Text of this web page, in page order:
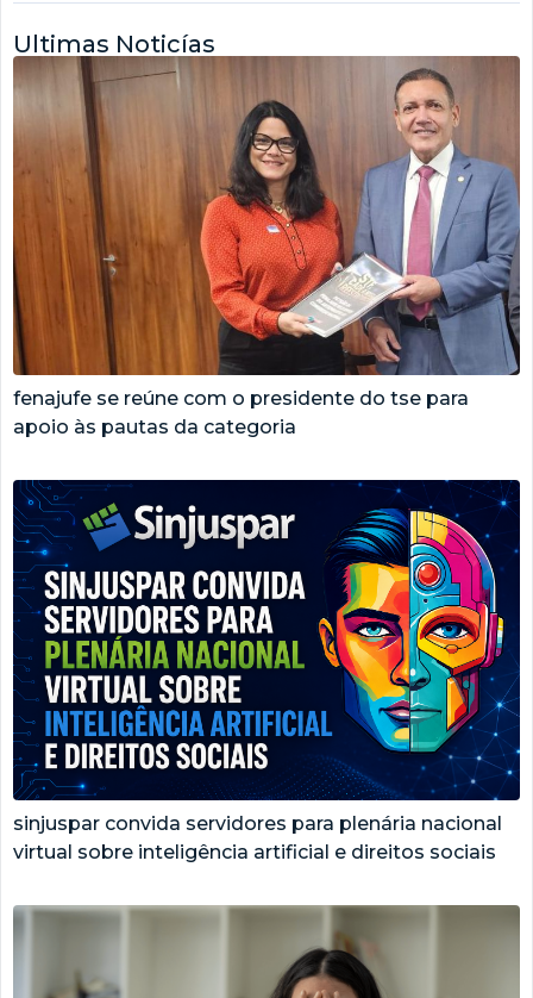
Ultimas Noticías
fenajufe se reúne com o presidente do tse para
apoio às pautas da categoria
sinjuspar convida servidores para plenária nacional
virtual sobre inteligência artificial e direitos sociais